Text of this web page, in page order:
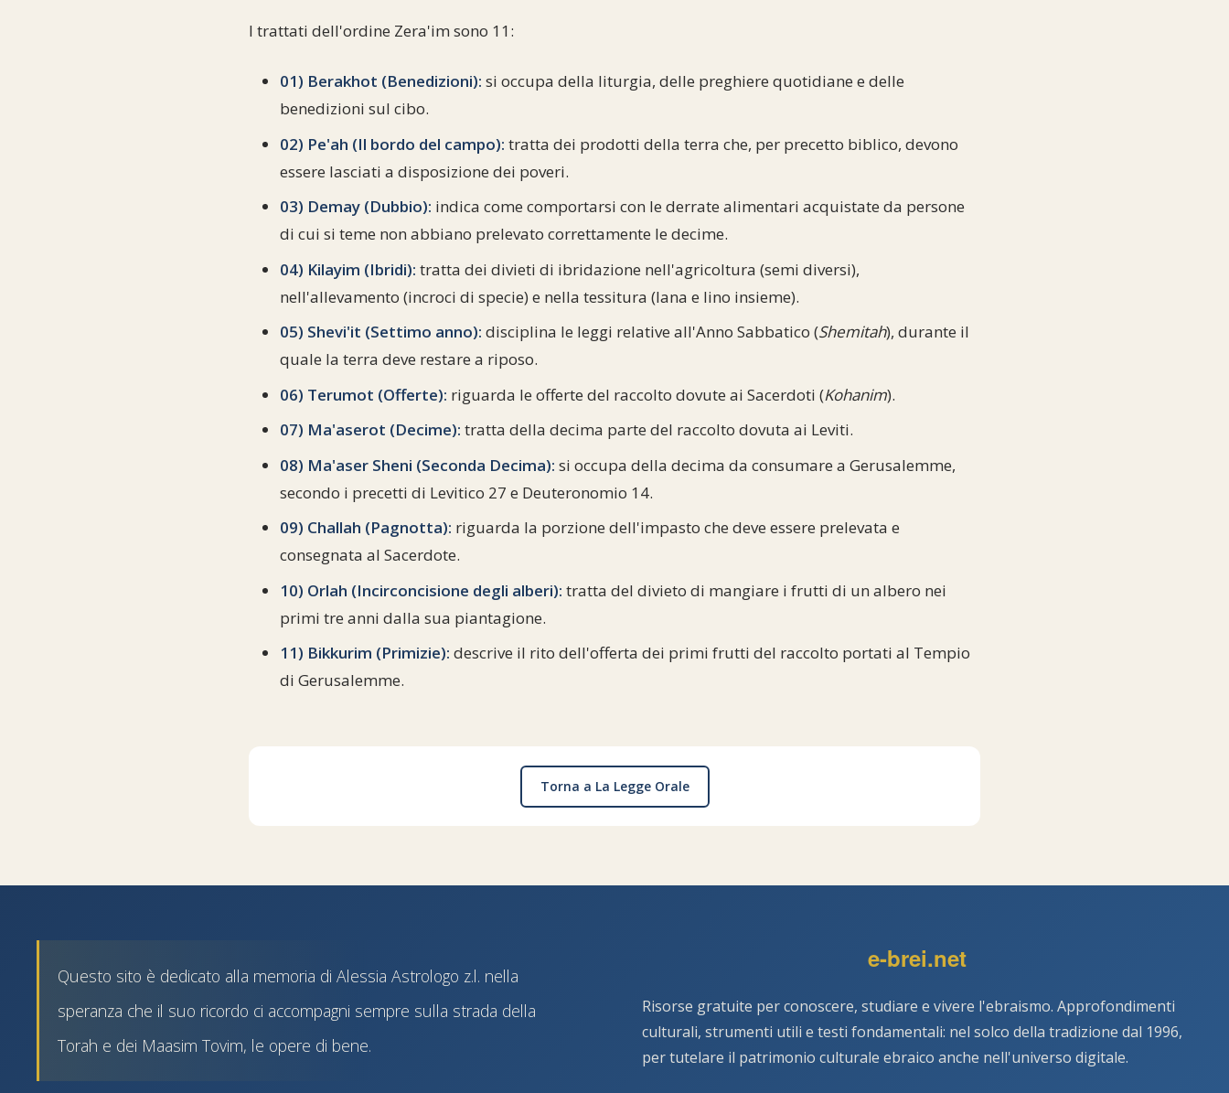
I trattati dell'ordine Zera'im sono 11:
01) Berakhot (Benedizioni): si occupa della liturgia, delle preghiere quotidiane e delle
benedizioni sul cibo.
02) Pe'ah (Il bordo del campo): tratta dei prodotti della terra che, per precetto biblico, devono
essere lasciati a disposizione dei poveri.
03) Demay (Dubbio): indica come comportarsi con le derrate alimentari acquistate da persone
di cui si teme non abbiano prelevato correttamente le decime.
04) Kilayim (Ibridi): tratta dei divieti di ibridazione nell'agricoltura (semi diversi),
nell'allevamento (incroci di specie) e nella tessitura (lana e lino insieme).
05) Shevi'it (Settimo anno): disciplina le leggi relative all'Anno Sabbatico (Shemitah), durante il
quale la terra deve restare a riposo.
06) Terumot (Offerte): riguarda le offerte del raccolto dovute ai Sacerdoti (Kohanim).
07) Ma'aserot (Decime): tratta della decima parte del raccolto dovuta ai Leviti.
08) Ma'aser Sheni (Seconda Decima): si occupa della decima da consumare a Gerusalemme,
secondo i precetti di Levitico 27 e Deuteronomio 14.
09) Challah (Pagnotta): riguarda la porzione dell'impasto che deve essere prelevata e
consegnata al Sacerdote.
10) Orlah (Incirconcisione degli alberi): tratta del divieto di mangiare i frutti di un albero nei
primi tre anni dalla sua piantagione.
11) Bikkurim (Primizie): descrive il rito dell'offerta dei primi frutti del raccolto portati al Tempio
di Gerusalemme.
Torna a La Legge Orale
Questo sito è dedicato alla memoria di Alessia Astrologo z.l. nella
speranza che il suo ricordo ci accompagni sempre sulla strada della
Torah e dei Maasim Tovim, le opere di bene.
e-brei.net
Risorse gratuite per conoscere, studiare e vivere l'ebraismo. Approfondimenti
culturali, strumenti utili e testi fondamentali: nel solco della tradizione dal 1996,
per tutelare il patrimonio culturale ebraico anche nell'universo digitale.